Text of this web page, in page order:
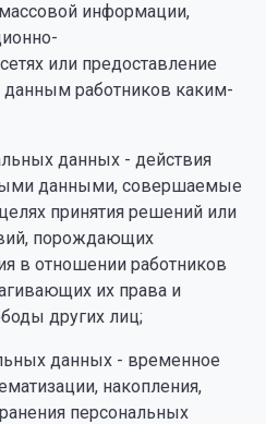
информации,
или предоставление
работников каким-
данных - действия
данными, совершаемые
принятия решений или
порождающих
в отношении работников
их права и
других лиц;
данных - временное
накопления,
персональных